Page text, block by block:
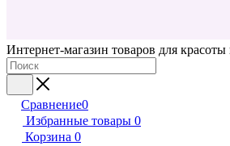
Интернет-магазин товаров для красоты
Сравнение0
Избранные товары 0
Корзина 0